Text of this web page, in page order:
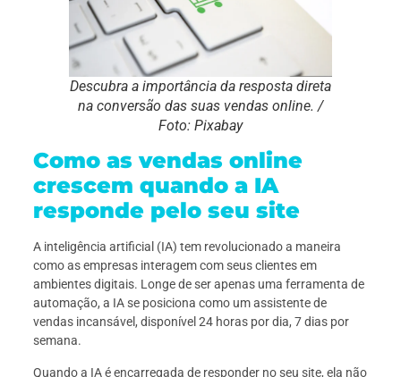
Descubra a importância da resposta direta
na conversão das suas vendas online. /
Foto: Pixabay
Como as vendas online
crescem quando a IA
responde pelo seu site
A inteligência artificial (IA) tem revolucionado a maneira
como as empresas interagem com seus clientes em
ambientes digitais. Longe de ser apenas uma ferramenta de
automação, a IA se posiciona como um assistente de
vendas incansável, disponível 24 horas por dia, 7 dias por
semana.
Quando a IA é encarregada de responder no seu site, ela não